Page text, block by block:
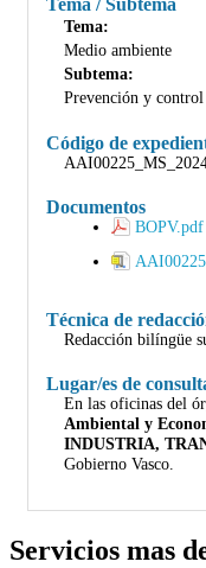
Tema / Subtema
Tema:
Medio ambiente
Subtema:
Prevención y
Código de
Documentos
BOPV.pdf
Técnica de
Redacción bilíngüe
Lugar/es de
En las oficinas del
Ambiental y
INDUSTRIA,
Gobierno Vasco.
Servicios mas